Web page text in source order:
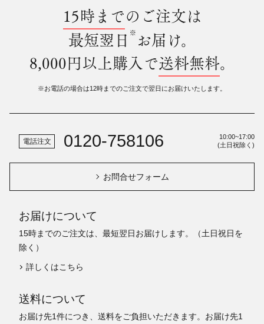
15時までのご注文は
最短翌日 ※ お届け。
8,000円以上購入で送料無料。
※お電話の場合は12時までのご注文で翌日にお届けいたします。
電話注文 0120-758106
10:00~17:00
(土日祝除く)
お問合せフォーム
お届けについて
15時までのご注文は、最短翌日お届けします。（土日祝日を
除く）
詳しくはこちら
送料について
お届け先1件につき、送料をご負担いただきます。お届け先1